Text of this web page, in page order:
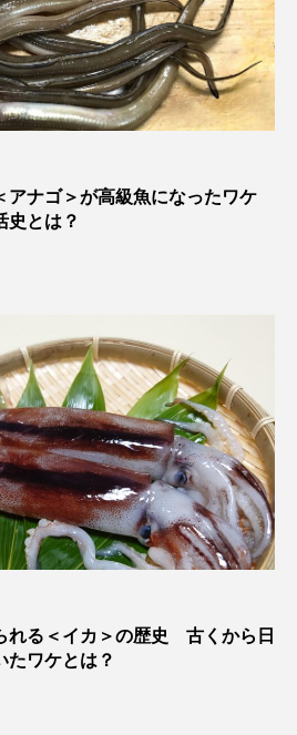
キチヌ キヌバリ
リエソ キンメダイ
ギンザメ クエ
ゲ
ン ケブカガニ ケラ
ゲンゴロウ コイ
コオイムシ
コガネスズメダイ
シロ コバンザメ
アナゴ＞が高級魚になったワケ
史とは？
れる＜イカ＞の歴史 古くから日
たワケとは？